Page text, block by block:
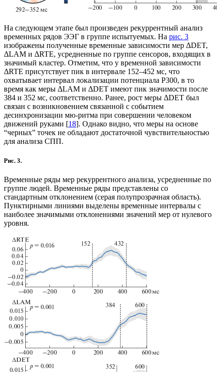
На следующем этапе был произведен рекуррентный анализ
временных рядов ЭЭГ в группе испытуемых. На рис. 3
изображены полученные временные зависимости мер ΔDET,
ΔLAM и ΔRTE, усредненные по группе сенсоров, входящих в
значимый кластер. Отметим, что у временной зависимости
ΔRTE присутствует пик в интервале 152–452 мс, что
охватывает интервал локализации потенциала P300, в то
время как меры ΔLAM и ΔDET имеют пик значимости после
384 и 352 мс, соответственно. Ранее, рост меры ΔDET был
связан с возникновением связанной с событием
десинхронизации мю-ритма при совершении человеком
движений руками [18]. Однако видно, что меры на основе
“черных” точек не обладают достаточной чувствительностью
для анализа СПП.
Рис. 3.
Временные ряды мер рекуррентного анализа, усредненные по
группе людей. Временные ряды представлены со
стандартным отклонением (серая полупрозрачная область).
Пунктирными линиями выделены временные интервалы с
наиболее значимыми отклонениями значений мер от нулевого
уровня.